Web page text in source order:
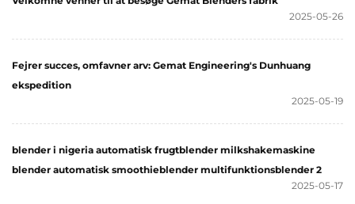
2025-05-26
Fejrer succes, omfavner arv: Gemat Engineering's Dunhuang
ekspedition
2025-05-19
blender i nigeria automatisk frugtblender milkshakemaskine
blender automatisk smoothieblender multifunktionsblender 2
2025-05-17